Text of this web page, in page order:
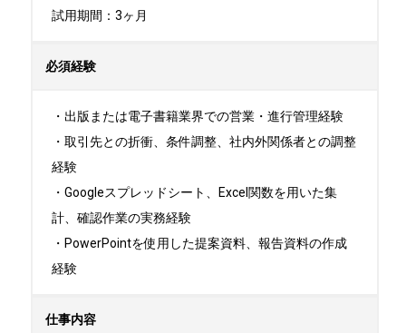
試用期間：3ヶ月
必須経験
・出版または電子書籍業界での営業・進行管理経験
・取引先との折衝、条件調整、社内外関係者との調整
経験
・Googleスプレッドシート、Excel関数を用いた集
計、確認作業の実務経験
・PowerPointを使用した提案資料、報告資料の作成
経験
仕事内容